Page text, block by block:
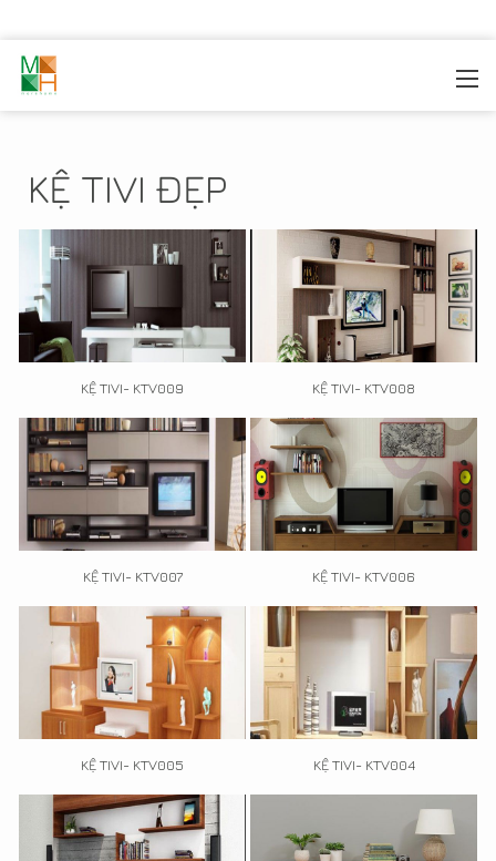
KỆ TIVI ĐẸP
KỆ TIVI- KTV009 KỆ TIVI- KTV008
KỆ TIVI- KTV007 KỆ TIVI- KTV006
KỆ TIVI- KTV005 KỆ TIVI- KTV004